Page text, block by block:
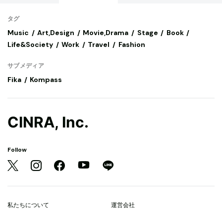
タグ
Music Art,Design Movie,Drama Stage
Book
Life&Society
Work Travel Fashion
サブメディア
Fika Kompass
CINRA, Inc.
Follow
私たちについて 運営会社